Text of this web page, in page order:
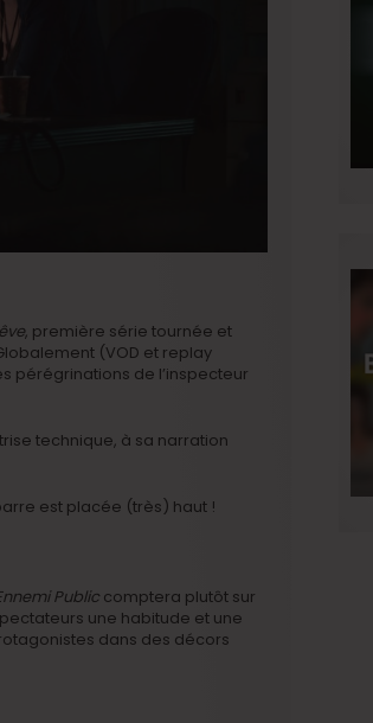
, première série tournée et
(VOD et replay
pérégrinations de l’inspecteur
technique, à sa narration
est placée (très) haut !
Public comptera plutôt sur
une habitude et une
dans des décors